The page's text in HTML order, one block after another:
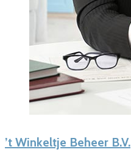
’t Winkeltje Beheer B.V.